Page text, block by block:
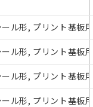
ル形, プリント基
ル形, プリント基
ル形, プリント基板
ル形, プリント基板
ーズにご登録され
当社の共同利用者
ことをご了承くだ
囲」に記載されて